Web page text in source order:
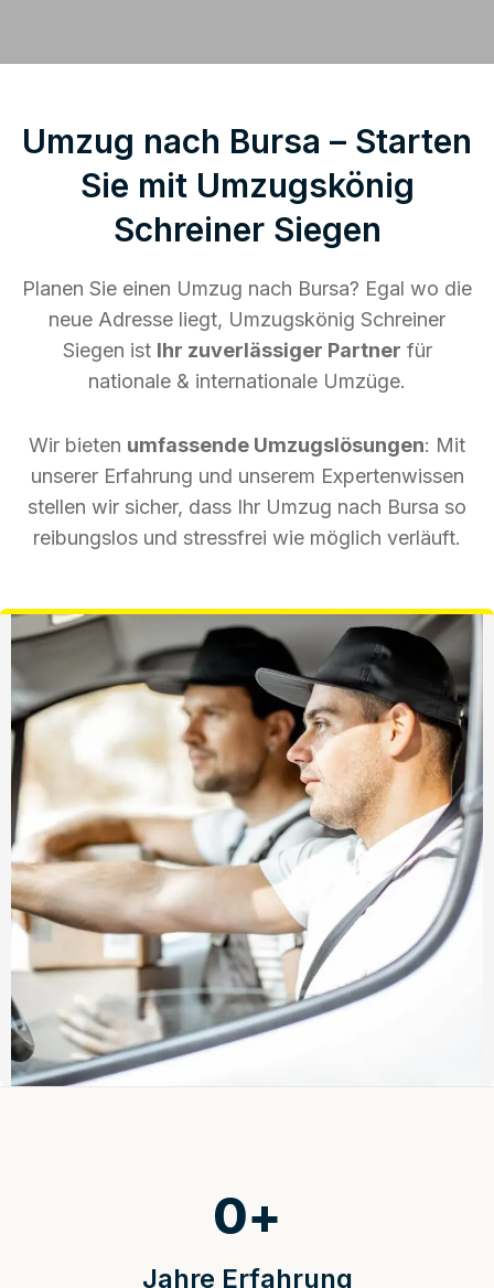
Umzug nach Bursa – Starten
Sie mit Umzugskönig
Schreiner Siegen
Planen Sie einen Umzug nach Bursa? Egal wo die
neue Adresse liegt, Umzugskönig Schreiner
Siegen ist Ihr zuverlässiger Partner für
nationale & internationale Umzüge.
Wir bieten umfassende Umzugslösungen: Mit
unserer Erfahrung und unserem Expertenwissen
stellen wir sicher, dass Ihr Umzug nach Bursa so
reibungslos und stressfrei wie möglich verläuft.
Jahre Erfahrung
0+